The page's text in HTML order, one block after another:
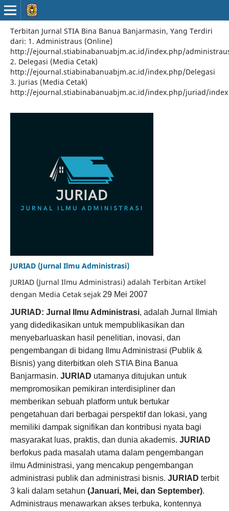
Terbitan Jurnal STIA Bina Banua Banjarmasin, Yang Terdiri
dari: 1. Administraus (Online)
http://ejournal.stiabinabanuabjm.ac.id/index.php/
2. Delegasi (Media Cetak)
http://ejournal.stiabinabanuabjm.ac.id/index.php/Delegasi
3. Jurias (Media Cetak)
http://ejournal.stiabinabanuabjm.ac.id/index.php/juriad/index
JURIAD (Jurnal Ilmu Administrasi)
JURIAD (Jurnal Ilmu Administrasi) adalah Terbitan Artikel
dengan Media Cetak sejak 29 Mei 2007
JURIAD: Jurnal Ilmu Administrasi, adalah Jurnal Ilmiah
yang didedikasikan untuk mempublikasikan dan
menyebarluaskan hasil penelitian, inovasi, dan
pengembangan di bidang Ilmu Administrasi (Publik &
Bisnis) yang diterbitkan oleh STIA Bina Banua
Banjarmasin. JURIAD utamanya ditujukan untuk
mempromosikan pemikiran interdisipliner dan
memberikan sebuah platform untuk bertukar
pengetahuan dari berbagai perspektif dan lokasi, yang
memiliki dampak signifikan dan kontribusi nyata bagi
masyarakat luas, praktis, dan dunia akademis. JURIAD
berfokus pada masalah utama dalam pengembangan
ilmu Administrasi, yang mencakup pengembangan
administrasi publik dan administrasi bisnis. JURIAD terbit
3 kali dalam setahun (Januari, Mei, dan September).
Administraus menawarkan akses terbuka, kontennya